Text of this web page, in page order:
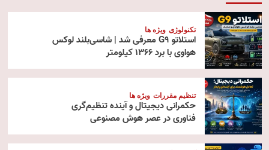
تکنولوژی ویژه ها
استلاتو G9 معرفی شد | شاسی‌بلند لوکس
هواوی با برد ۱۳۶۶ کیلومتر
تنظیم مقررات ویژه ها
حکمرانی دیجیتال و آینده تنظیم‌گری
فناوری در عصر هوش مصنوعی